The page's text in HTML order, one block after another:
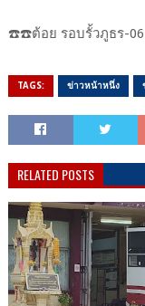
☎️☎️ต้อย​ รอบ​รั้ว​ภูธร-​
TAGS: ข่าวหน้าหนึ่ง
RELATED POSTS